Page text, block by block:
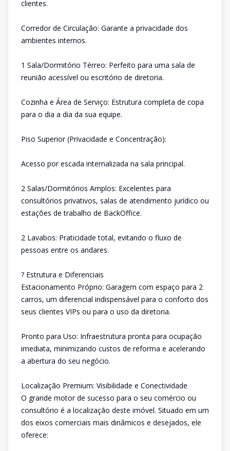
clientes.
Corredor de Circulação: Garante a privacidade dos
ambientes internos.
1 Sala/Dormitório Térreo: Perfeito para uma sala de
reunião acessível ou escritório de diretoria.
Cozinha e Área de Serviço: Estrutura completa de copa
para o dia a dia da sua equipe.
Piso Superior (Privacidade e Concentração):
Acesso por escada internalizada na sala principal.
2 Salas/Dormitórios Amplos: Excelentes para
consultórios privativos, salas de atendimento jurídico ou
estações de trabalho de BackOffice.
2 Lavabos: Praticidade total, evitando o fluxo de
pessoas entre os andares.
? Estrutura e Diferenciais
Estacionamento Próprio: Garagem com espaço para 2
carros, um diferencial indispensável para o conforto dos
seus clientes VIPs ou para o uso da diretoria.
Pronto para Uso: Infraestrutura pronta para ocupação
imediata, minimizando custos de reforma e acelerando
a abertura do seu negócio.
Localização Premium: Visibilidade e Conectividade
O grande motor de sucesso para o seu comércio ou
consultório é a localização deste imóvel. Situado em um
dos eixos comerciais mais dinâmicos e desejados, ele
oferece: